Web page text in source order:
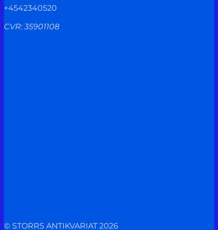
+4542340520
CVR: 35901108
© STORRS ANTIKVARIAT 2026